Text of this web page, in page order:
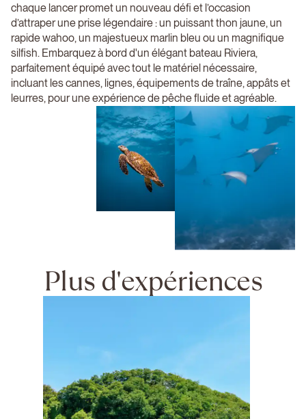
chaque lancer promet un nouveau défi et l’occasion
d’attraper une prise légendaire : un puissant thon jaune, un
rapide wahoo, un majestueux marlin bleu ou un magnifique
silfish. Embarquez à bord d'un élégant bateau Riviera,
parfaitement équipé avec tout le matériel nécessaire,
incluant les cannes, lignes, équipements de traîne, appâts et
leurres, pour une expérience de pêche fluide et agréable.
Plus d'expériences